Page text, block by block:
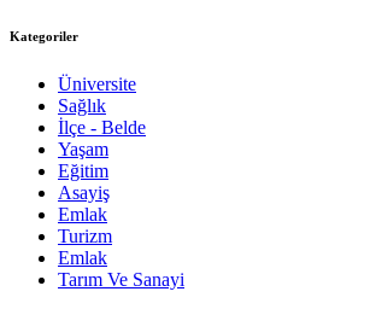
Kategoriler
Üniversite
Sağlık
İlçe - Belde
Yaşam
Eğitim
Asayiş
Emlak
Turizm
Emlak
Tarım Ve Sanayi